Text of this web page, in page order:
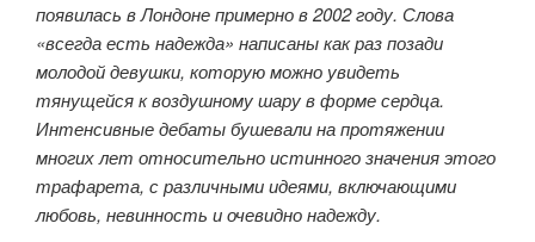
появилась в Лондоне примерно в 2002 году. Слова
«всегда есть надежда» написаны как раз позади
молодой девушки, которую можно увидеть
тянущейся к воздушному шару в форме сердца.
Интенсивные дебаты бушевали на протяжении
многих лет относительно истинного значения этого
трафарета, с различными идеями, включающими
любовь, невинность и очевидно надежду.